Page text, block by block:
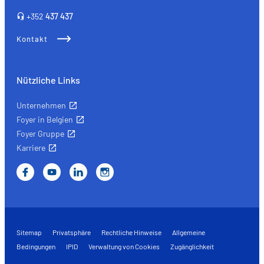
+352 437 437
Kontakt
Nützliche Links
Unternehmen
Foyer in Belgien
Foyer Gruppe
Karriere
Sitemap Privatsphäre Rechtliche Hinweise
Allgemeine
Bedingungen
IPID Verwaltung von Cookies Zugänglichkeit